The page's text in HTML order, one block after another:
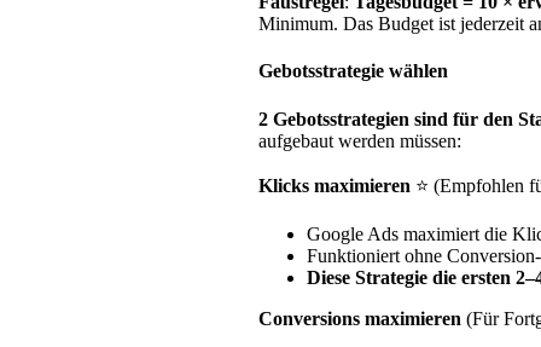
Minimum. Das Budget ist jederzeit
Gebotsstrategie wählen
2 Gebotsstrategien sind für den
aufgebaut werden müssen:
Klicks maximieren ⭐ (Empfohlen
Google Ads maximiert die
Funktioniert ohne
Diese Strategie die ersten
Conversions maximieren (Für